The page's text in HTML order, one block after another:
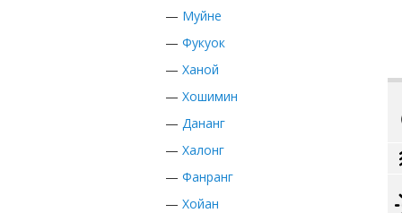
— Муйне
— Фукуок
— Ханой
— Хошимин
— Дананг
— Халонг
— Фанранг
— Хойан